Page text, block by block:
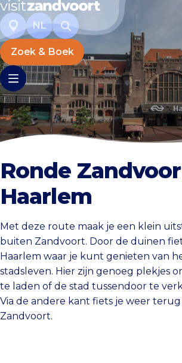
NL
Zoek & Boek
Ronde
Haarlem
Met deze route maak je een klein
buiten Zandvoort. Door de duinen
Haarlem waar je kunt genieten van
stadsleven. Hier zijn genoeg plekjes
te laden of de stad tussendoor te
Via de andere kant fiets je weer
Zandvoort.